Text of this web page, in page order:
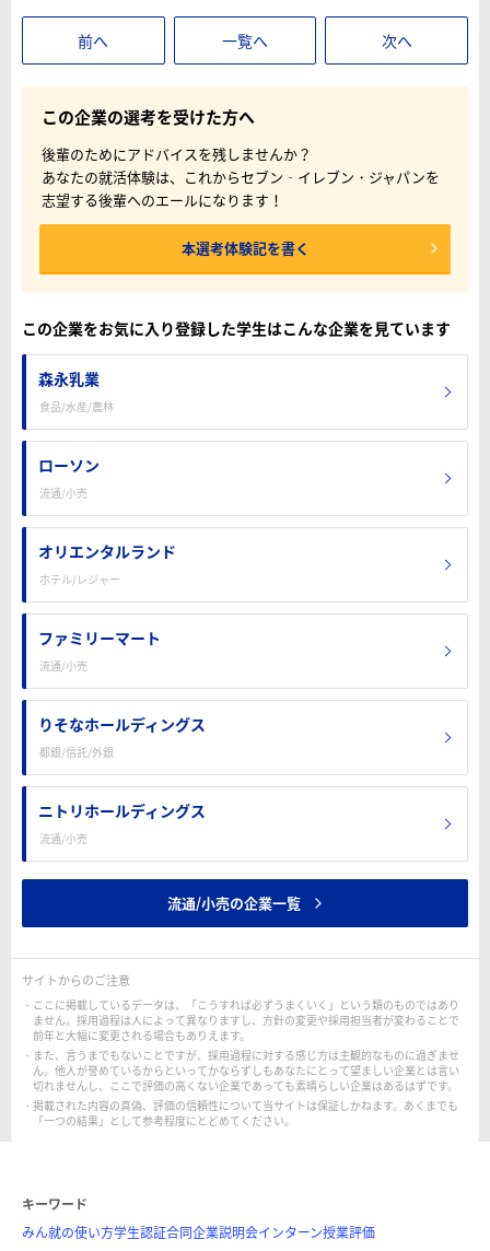
前へ 一覧へ 次へ
この企業の選考を受けた方へ
後輩のためにアドバイスを残しませんか？
あなたの就活体験は、これからセブン‐イレブン・ジャパンを
志望する後輩へのエールになります！
本選考体験記を書く
この企業をお気に入り登録した学生はこんな企業を見ています
森永乳業
食品/水産/農林
ローソン
流通/小売
オリエンタルランド
ホテル/レジャー
ファミリーマート
流通/小売
りそなホールディングス
都銀/信託/外銀
ニトリホールディングス
流通/小売
流通/小売の企業一覧
サイトからのご注意
ここに掲載しているデータは、「こうすれば必ずうまくいく」という類のものではあり
ません。採用過程は人によって異なりますし、方針の変更や採用担当者が変わることで
前年と大幅に変更される場合もありえます。
また、言うまでもないことですが、採用過程に対する感じ方は主観的なものに過ぎませ
ん。他人が誉めているからといってかならずしもあなたにとって望ましい企業とは言い
切れませんし、ここで評価の高くない企業であっても素晴らしい企業はあるはずです。
掲載された内容の真偽、評価の信頼性について当サイトは保証しかねます。あくまでも
「一つの結果」として参考程度にとどめてください。
キーワード
みん就の使い方学生認証合同企業説明会インターン授業評価